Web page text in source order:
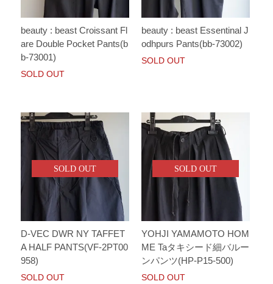
beauty : beast Croissant Fl
are Double Pocket Pants(b
b-73001)
SOLD OUT
beauty : beast Essentinal J
odhpurs Pants(bb-73002)
SOLD OUT
SOLD OUT
D-VEC DWR NY TAFFET
A HALF PANTS(VF-2PT00
958)
SOLD OUT
SOLD OUT
YOHJI YAMAMOTO HOM
ME Taタキシード細バルー
ンパンツ(HP-P15-500)
SOLD OUT